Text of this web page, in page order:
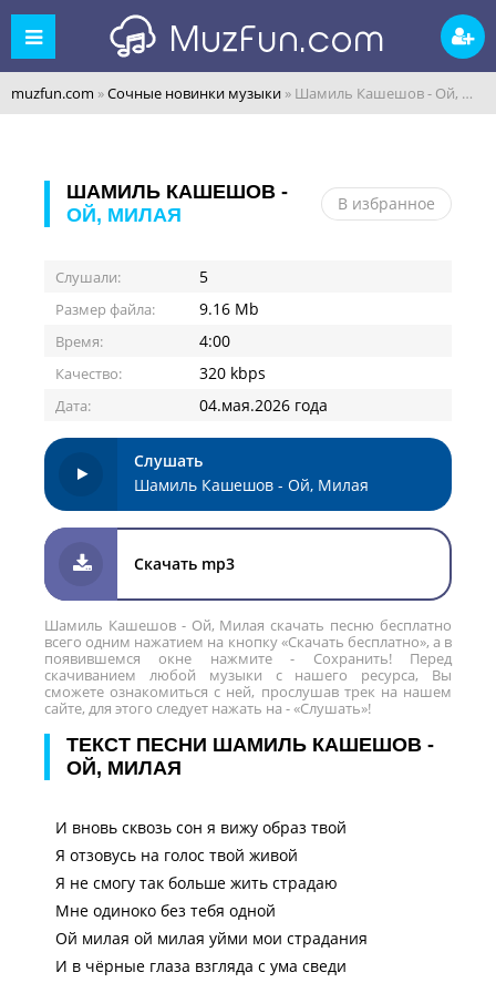
muzfun.com »Сочные новинки музыки » Шамиль Кашешов - Ой, Милая
ШАМИЛЬ КАШЕШОВ -
ОЙ, МИЛАЯ
В избранное
Слушали: 5
Размер файла: 9.16 Mb
Время: 4:00
Качество: 320 kbps
Дата: 04.мая.2026 года
Слушать
Шамиль Кашешов - Ой, Милая
Скачать mp3
Шамиль Кашешов - Ой, Милая скачать песню бесплатно
всего одним нажатием на кнопку «Скачать бесплатно», а в
появившемся окне нажмите - Сохранить! Перед
скачиванием любой музыки с нашего ресурса, Вы
сможете ознакомиться с ней, прослушав трек на нашем
сайте, для этого следует нажать на - «Слушать»!
ТЕКСТ ПЕСНИ ШАМИЛЬ КАШЕШОВ -
ОЙ, МИЛАЯ
И вновь сквозь сон я вижу образ твой
Я отзовусь на голос твой живой
Я не смогу так больше жить страдаю
Мне одиноко без тебя одной
Ой милая ой милая уйми мои страдания
И в чёрные глаза взгляда с ума сведи